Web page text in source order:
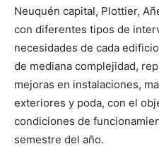
Neuquén capital, Plottier,
con diferentes tipos de
necesidades de cada
de mediana complejidad,
mejoras en instalaciones,
exteriores y poda, con el
condiciones de
semestre del año.